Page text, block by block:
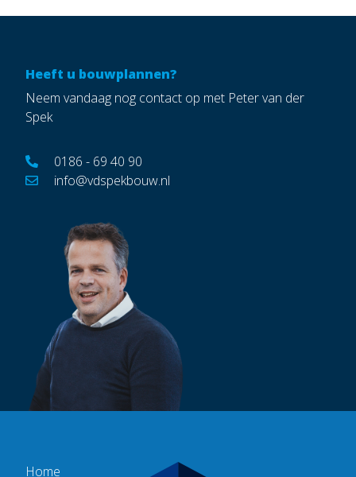
Heeft u bouwplannen?
Neem vandaag nog contact op met Peter van der
Spek
0186 - 69 40 90
info@vdspekbouw.nl
Home